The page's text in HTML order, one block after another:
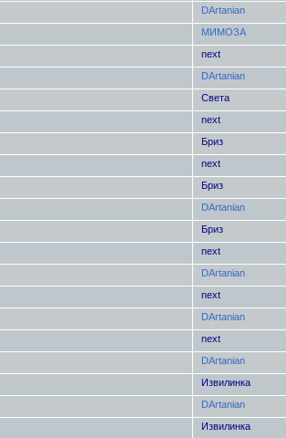
DArtanian
МИМОЗА
next
DArtanian
Света
next
Бриз
next
Бриз
DArtanian
Бриз
next
DArtanian
next
DArtanian
next
DArtanian
Извилинка
DArtanian
Извилинка